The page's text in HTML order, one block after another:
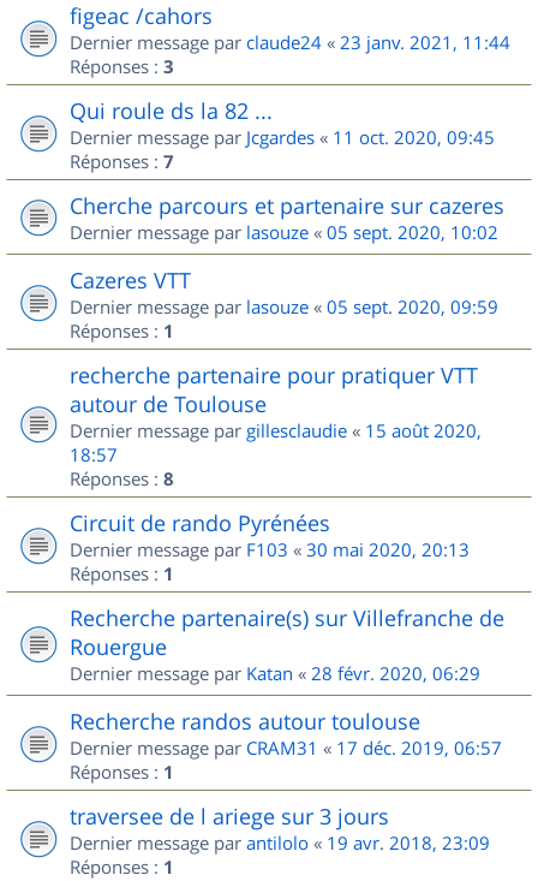
figeac /cahors
Dernier message par claude24 « 23 janv. 2021, 11:44
Réponses : 3
Qui roule ds la 82 ...
Dernier message par Jcgardes « 11 oct. 2020, 09:45
Réponses : 7
Cherche parcours et partenaire sur cazeres
Dernier message par lasouze « 05 sept. 2020, 10:02
Cazeres VTT
Dernier message par lasouze « 05 sept. 2020, 09:59
Réponses : 1
recherche partenaire pour pratiquer VTT
autour de Toulouse
Dernier message par gillesclaudie « 15 août 2020,
18:57
Réponses : 8
Circuit de rando Pyrénées
Dernier message par F103 « 30 mai 2020, 20:13
Réponses : 1
Recherche partenaire(s) sur Villefranche de
Rouergue
Dernier message par Katan « 28 févr. 2020, 06:29
Recherche randos autour toulouse
Dernier message par CRAM31 « 17 déc. 2019, 06:57
Réponses : 1
traversee de l ariege sur 3 jours
Dernier message par antilolo « 19 avr. 2018, 23:09
Réponses : 1